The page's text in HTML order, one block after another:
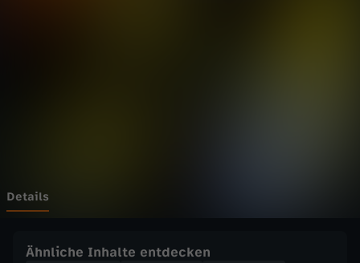
-
Details
Ähnliche Inhalte entdecken